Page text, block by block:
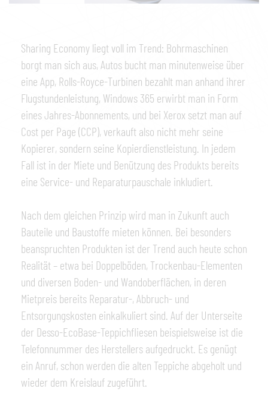
Sharing Economy liegt voll im Trend: Bohrmaschinen
borgt man sich aus, Autos bucht man minutenweise über
eine App, Rolls-Royce-Turbinen bezahlt man anhand ihrer
Flugstundenleistung, Windows 365 erwirbt man in Form
eines Jahres-Abonnements, und bei Xerox setzt man auf
Cost per Page (CCP), verkauft also nicht mehr seine
Kopierer, sondern seine Kopierdienstleistung. In jedem
Fall ist in der Miete und Benützung des Produkts bereits
eine Service- und Reparaturpauschale inkludiert.
Nach dem gleichen Prinzip wird man in Zukunft auch
Bauteile und Baustoffe mieten können. Bei besonders
beanspruchten Produkten ist der Trend auch heute schon
Realität – etwa bei Doppelböden, Trockenbau-Elementen
und diversen Boden- und Wandoberflächen, in deren
Mietpreis bereits Reparatur-, Abbruch- und
Entsorgungskosten einkalkuliert sind. Auf der Unterseite
der Desso-EcoBase-Teppichfliesen beispielsweise ist die
Telefonnummer des Herstellers aufgedruckt. Es genügt
ein Anruf, schon werden die alten Teppiche abgeholt und
wieder dem Kreislauf zugeführt.